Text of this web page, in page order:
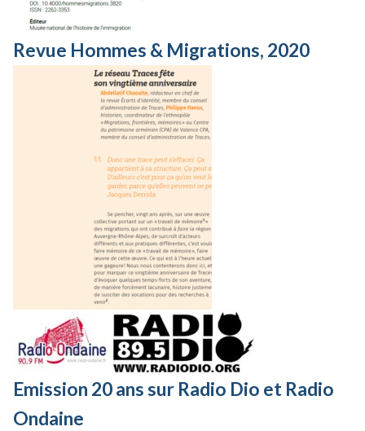
Revue Hommes & Migrations, 2020
Emission 20 ans sur Radio Dio et Radio
Ondaine